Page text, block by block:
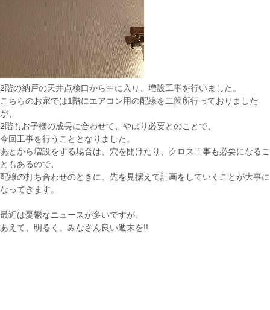
2階の納戸の天井点検口から中に入り、増設工事を行いました。
こちらのお家では1階にエアコン用の配線を二箇所行っておりました
が、
2階もお子様の成長に合わせて、やはり必要とのことで、
今回工事を行うこととなりました。
あとから増設をする場合は、穴を開けたり、クロス工事も必要になるこ
ともあるので、
配線の打ち合わせのときに、先を見据えて計画をしていくことが大事に
なってきます。
最近は憂鬱なニュースが多いですが、
あえて、明るく、みなさん良い週末を!!